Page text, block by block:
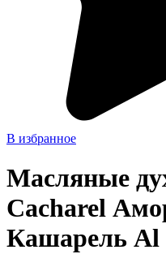
В избранное
Масляные
Cacharel
Кашарель Al